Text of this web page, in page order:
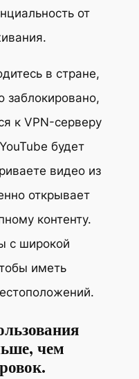
от
в стране,
заблокировано,
к VPN-серверу
будет
видео из
открывает
контенту.
с широкой
иметь
чем